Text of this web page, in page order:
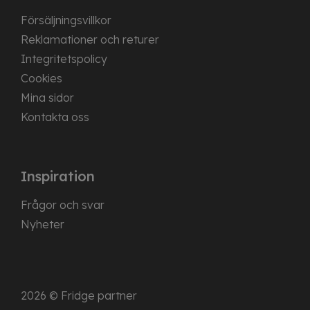
Försäljningsvillkor
Reklamationer och returer
Integritetspolicy
Cookies
Mina sidor
Kontakta oss
Inspiration
Frågor och svar
Nyheter
2026 © Fridge partner